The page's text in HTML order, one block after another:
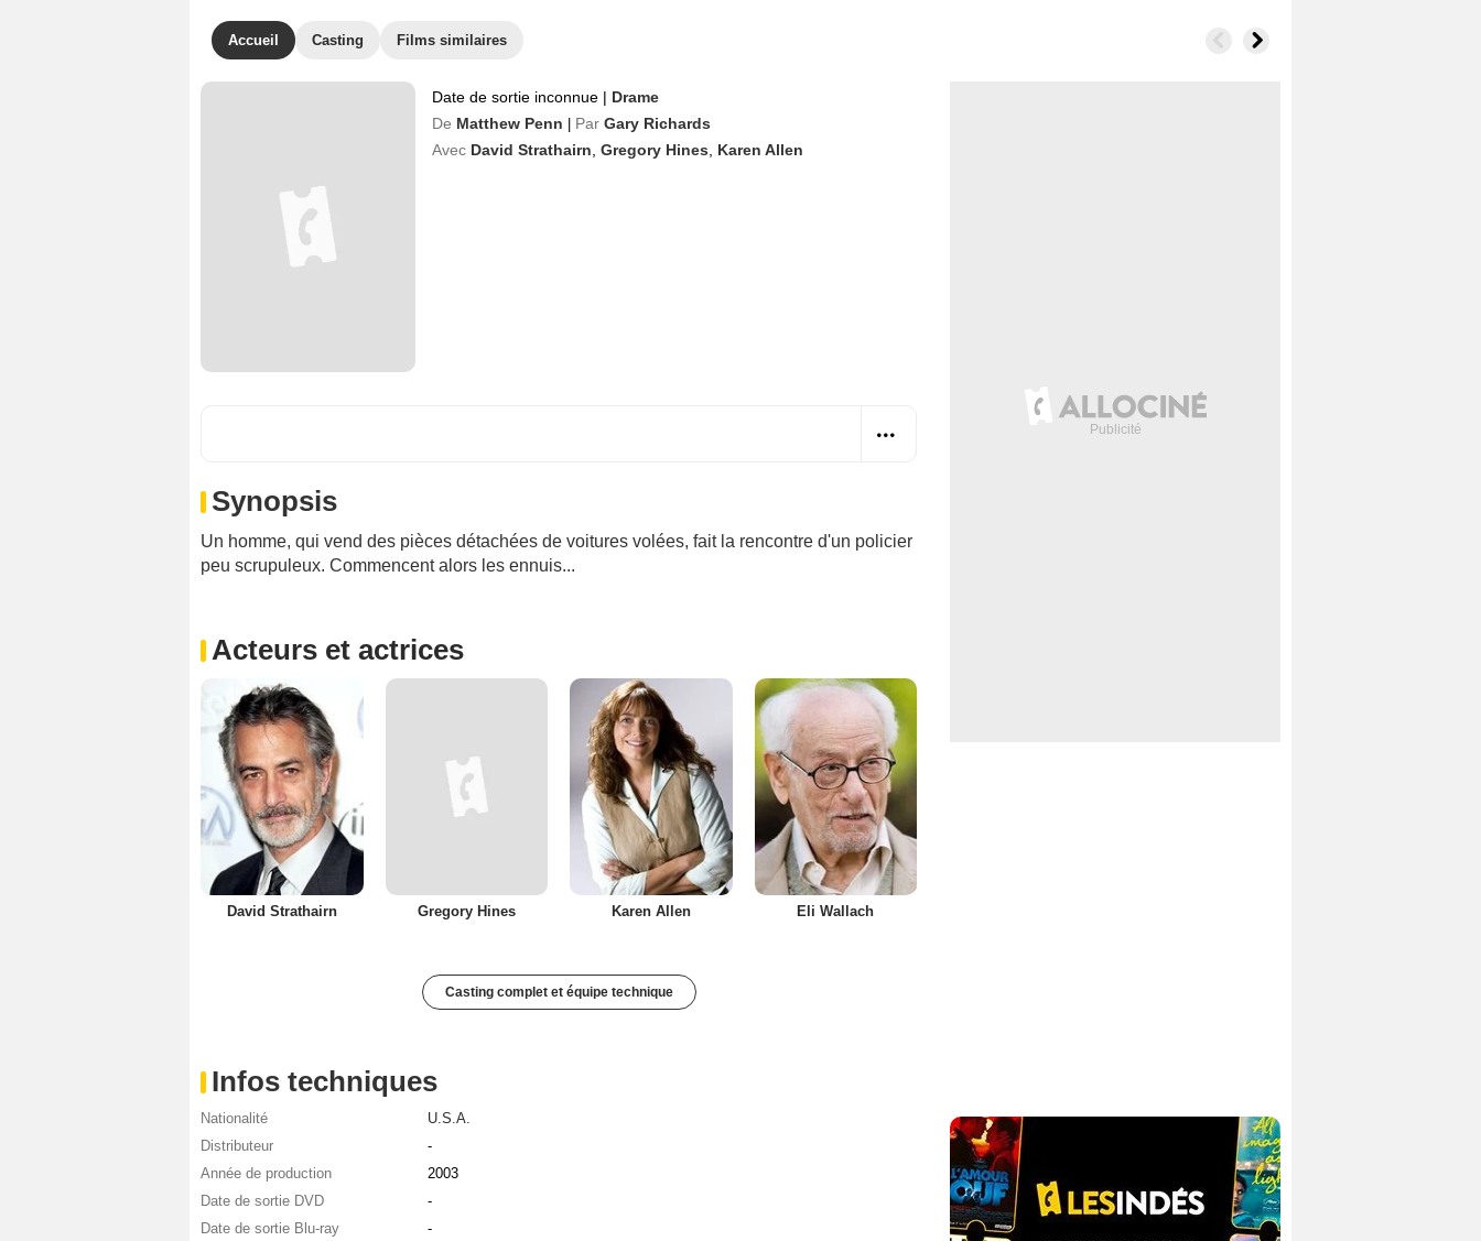
Accueil Casting Films similaires
Date de sortie inconnue | Drame
De Matthew Penn Par Gary Richards
Avec David Strathairn Gregory Hines Karen Allen
Synopsis
Un homme, qui vend des pièces détachées de voitures volées, fait la rencontre d'un policier
peu scrupuleux. Commencent alors les ennuis...
Acteurs et actrices
David Strathairn Gregory Hines Karen Allen Eli Wallach
Casting complet et équipe technique
Infos techniques
Nationalité
U.S.A.
Distributeur
-
Année de production
2003
Date de sortie DVD
-
Date de sortie Blu-ray
-